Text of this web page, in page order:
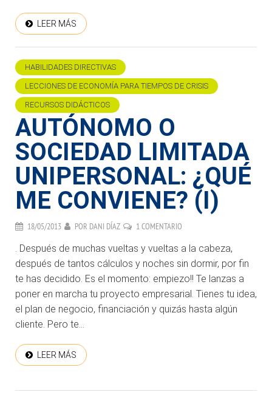
LEER MÁS
HABILIDADES DIRECTIVAS
LECCIONES DE ECONOMÍA PARA TIEMPOS DE CRISIS
RECURSOS DIDÁCTICOS
AUTÓNOMO O
SOCIEDAD LIMITADA
UNIPERSONAL: ¿QUÉ
ME CONVIENE? (I)
18/05/2013 POR DANI DÍAZ 1 COMENTARIO
. Después de muchas vueltas y vueltas a la cabeza,
después de tantos cálculos y noches sin dormir, por fin
te has decidido. Es el momento: empiezo!! Te lanzas a
poner en marcha tu proyecto empresarial. Tienes tu idea,
el plan de negocio, financiación y quizás hasta algún
cliente. Pero te...
LEER MÁS